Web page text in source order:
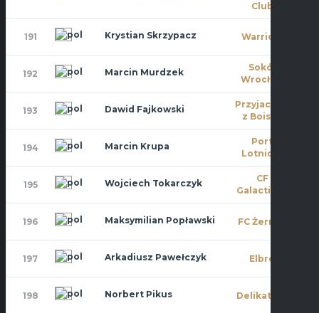
Club
191 Krystian Skrzypacz Warriors
192 Marcin Murdzek
Sokół
Wrocław
193 Dawid Fajkowski
Przyjaciele
z Boiska
194 Marcin Krupa
Port
Lotniczy
195 Wojciech Tokarczyk
CF
Galacticos
196 Maksymilian Popławski FC Żerniki
197 Arkadiusz Pawełczyk Elbro
198 Norbert Pikus Delikatesy